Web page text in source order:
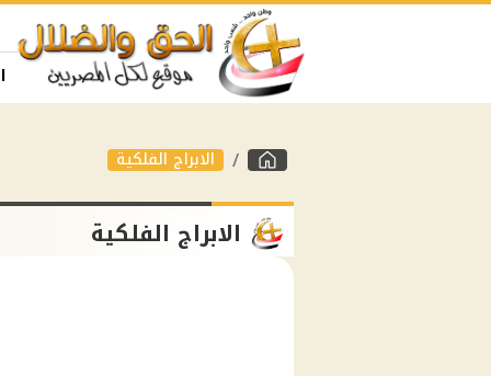
الابراج الفلكية
الابراج الفلكية